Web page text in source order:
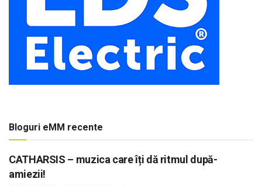
Bloguri eMM recente
CATHARSIS – muzica care îți dă ritmul după-
amiezii!